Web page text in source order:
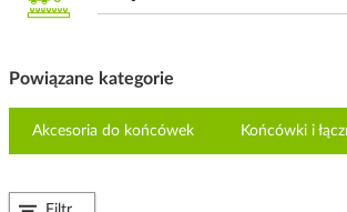
Powiązane kategorie
Akcesoria do końcówek Końcówki i